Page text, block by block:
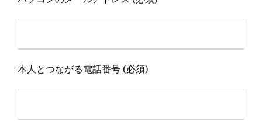
本人とつながる電話番号 (必須)